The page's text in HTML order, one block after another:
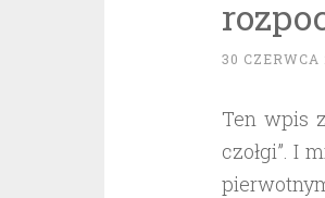
30 CZERWCA
Ten wpis
czołgi”. I